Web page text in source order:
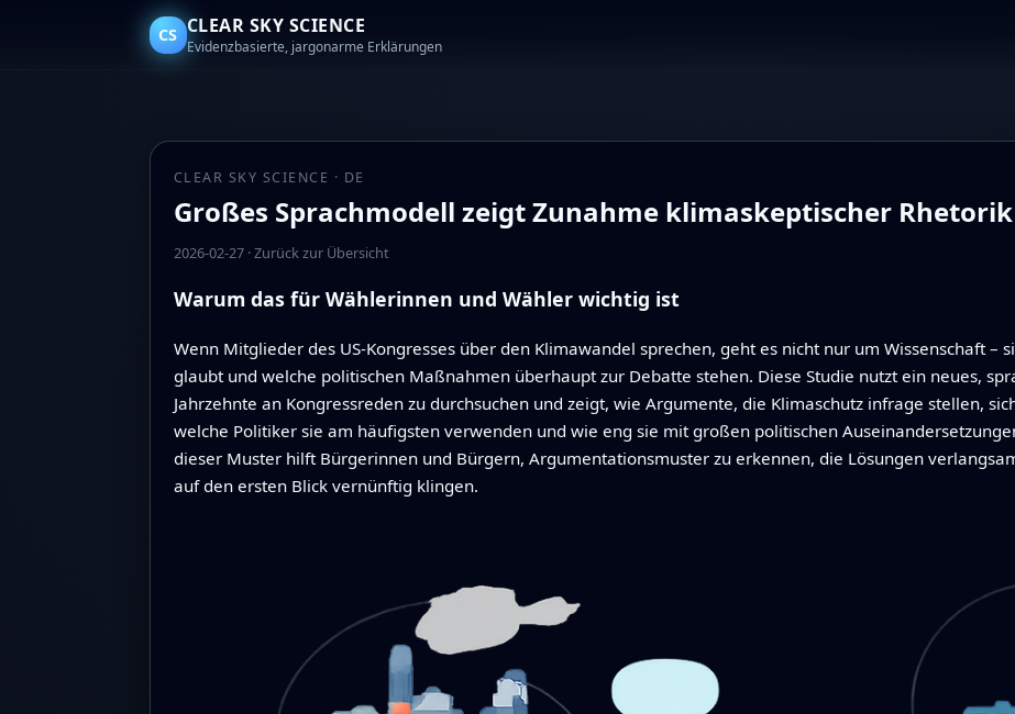
CS CLEAR SKY SCIENCE
Evidenzbasierte, jargonarme Erklärungen
CLEAR SKY SCIENCE · DE
Großes Sprachmodell zeigt Zunahme klimaskeptischer Rhetorik
2026-02-27·Zurück zur Übersicht
Warum das für Wählerinnen und Wähler wichtig ist
Wenn Mitglieder des US-Kongresses über den Klimawandel sprechen, geht es nicht nur um Wissenschaft –
glaubt und welche politischen Maßnahmen überhaupt zur Debatte stehen. Diese Studie nutzt ein neues,
Jahrzehnte an Kongressreden zu durchsuchen und zeigt, wie Argumente, die Klimaschutz infrage stellen,
welche Politiker sie am häufigsten verwenden und wie eng sie mit großen politischen
dieser Muster hilft Bürgerinnen und Bürgern, Argumentationsmuster zu erkennen, die Lösungen
auf den ersten Blick vernünftig klingen.